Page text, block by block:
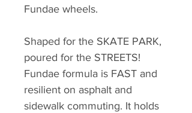
Fundae wheels.
Shaped for the SKATE PARK,
poured for the STREETS!
Fundae formula is FAST and
resilient on asphalt and
sidewalk commuting. It holds